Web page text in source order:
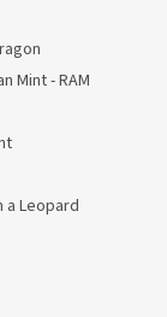
Mint - RAM
a Leopard